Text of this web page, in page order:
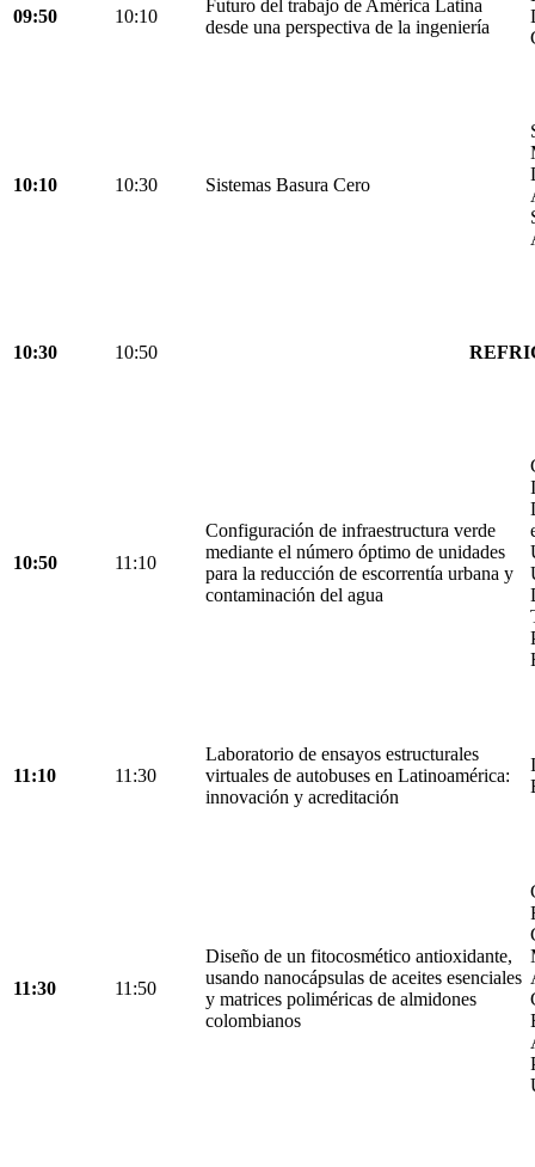
09:50 10:10
Futuro del trabajo de América Latina
desde una perspectiva de la ingeniería
10:10 10:30 Sistemas Basura Cero
10:30 10:50
10:50 11:10
Configuración de infraestructura verde
mediante el número óptimo de unidades
para la reducción de escorrentía urbana y
contaminación del agua
11:10 11:30
Laboratorio de ensayos estructurales
virtuales de autobuses en Latinoamérica:
innovación y acreditación
11:30 11:50
Diseño de un fitocosmético antioxidante,
usando nanocápsulas de aceites esenciales
y matrices poliméricas de almidones
colombianos